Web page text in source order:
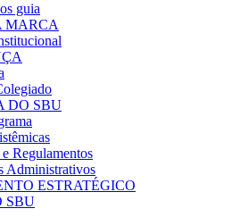
guia
MARCA
DO SBU
Regulamentos
Administrativos
ESTRATÉGICO
SBU